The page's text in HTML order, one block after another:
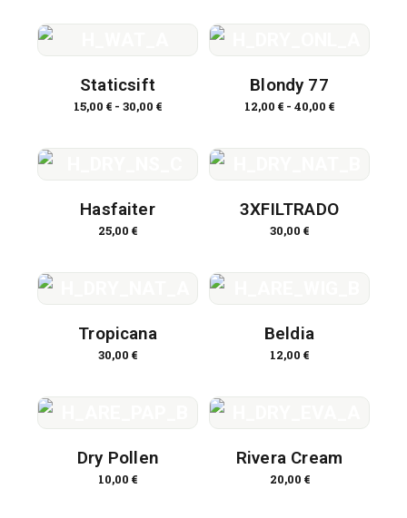
Staticsift
15,00 € - 30,00 €
Blondy 77
12,00 € - 40,00 €
Hasfaiter
25,00 €
3XFILTRADO
30,00 €
Tropicana
30,00 €
Beldia
12,00 €
Dry Pollen
10,00 €
Rivera Cream
20,00 €